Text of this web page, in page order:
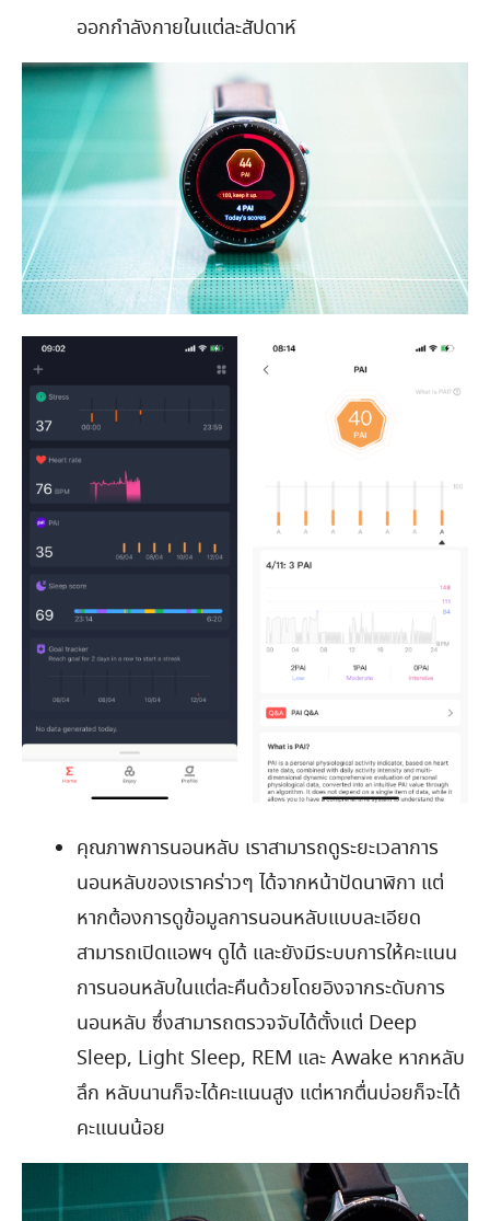
ออกกำลังกายในแต่ละสัปดาห์
คุณภาพการนอนหลับ เราสามารถดูระยะเวลาการ
นอนหลับของเราคร่าวๆ ได้จากหน้าปัดนาฬิกา แต่
หากต้องการดูข้อมูลการนอนหลับแบบละเอียด
สามารถเปิดแอพฯ ดูได้ และยังมีระบบการให้คะแนน
การนอนหลับในแต่ละคืนด้วยโดยอิงจากระดับการ
นอนหลับ ซึ่งสามารถตรวจจับได้ตั้งแต่ Deep
Sleep, Light Sleep, REM และ Awake หากหลับ
ลึก หลับนานก็จะได้คะแนนสูง แต่หากตื่นบ่อยก็จะได้
คะแนนน้อย